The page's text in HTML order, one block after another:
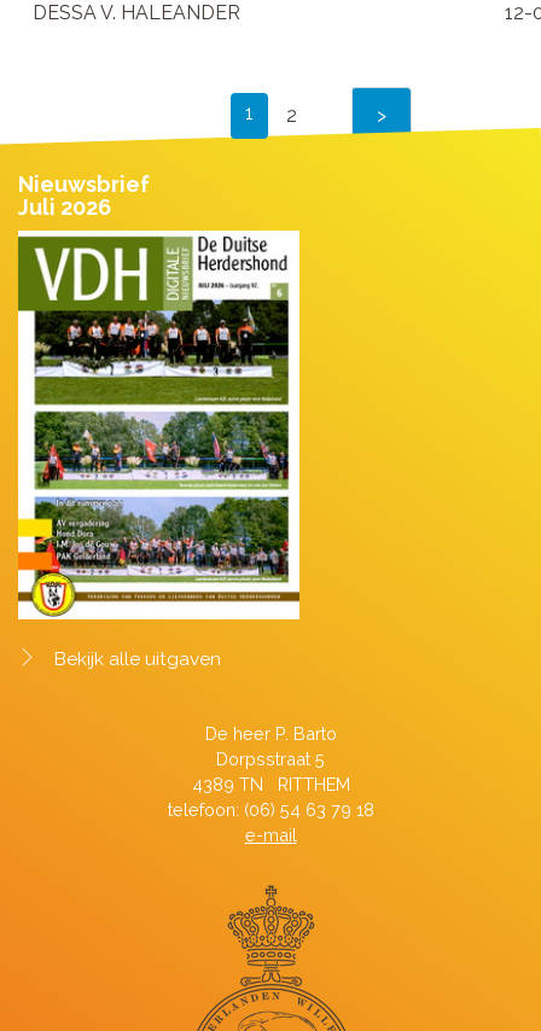
DESSA V. HALEANDER 12-
1 2
Nieuwsbrief
Juli 2026
Bekijk alle uitgaven
De heer P. Barto
Dorpsstraat 5
4389 TN RITTHEM
telefoon: (06) 54 63 79 18
e-mail